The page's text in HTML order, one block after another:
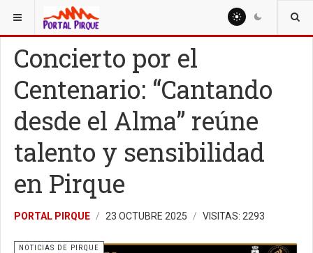
ESTÁ AQUÍ: NOTICIAS
Concierto por el
Centenario: “Cantando
desde el Alma” reúne
talento y sensibilidad
en Pirque
PORTAL PIRQUE 23 OCTUBRE 2025 VISITAS: 2293
NOTICIAS DE PIRQUE